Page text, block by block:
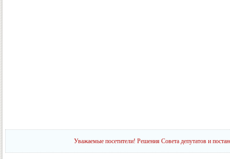
Уважаемые посетители! Решения Совета депутатов и